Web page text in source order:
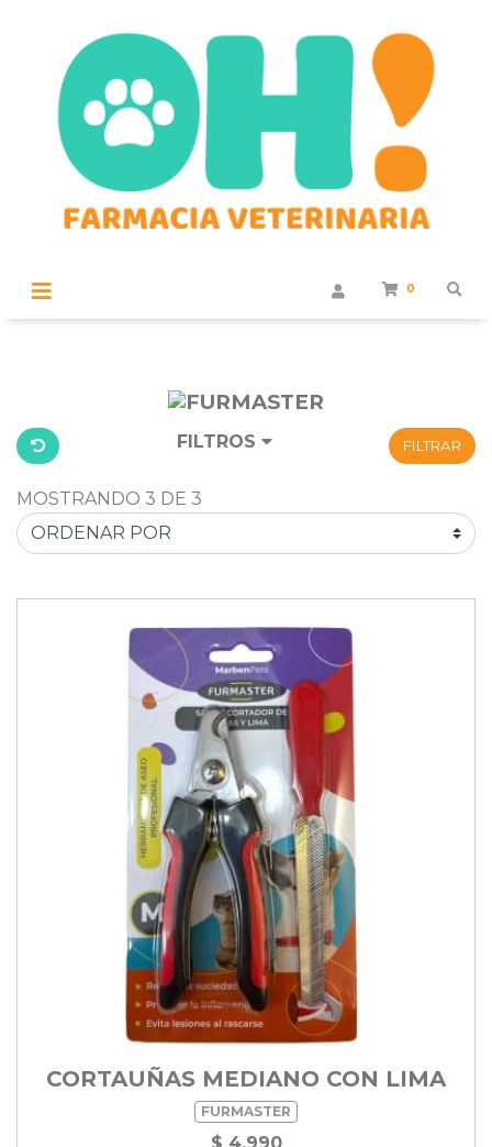
0
FILTROS FILTRAR
MOSTRANDO 3 DE 3
CORTAUÑAS MEDIANO CON LIMA
FURMASTER